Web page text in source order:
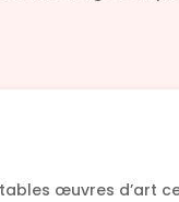
œuvres